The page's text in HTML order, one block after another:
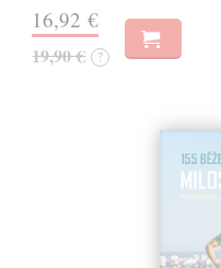
16,92 €
19,90 € ?